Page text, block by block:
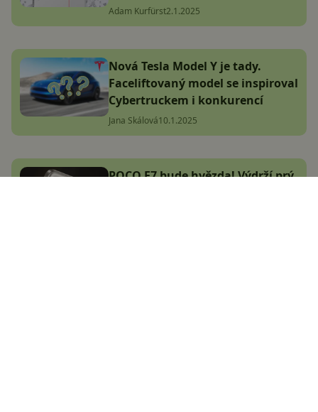
Adam Kurfürst2.1.2025
Nová Tesla Model Y je tady.
Faceliftovaný model se inspiroval
Cybertruckem i konkurencí
Jana Skálová10.1.2025
POCO F7 bude hvězda! Výdrží prý